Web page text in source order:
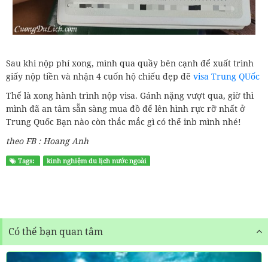
Sau khi nộp phí xong, mình qua quầy bên cạnh để xuất trình
giấy nộp tiền và nhận 4 cuốn hộ chiếu đẹp đẽ visa Trung QUốc
Thế là xong hành trình nộp visa. Gánh nặng vượt qua, giờ thì
mình đã an tâm sẵn sàng mua đồ để lên hình rực rỡ nhất ở
Trung Quốc Bạn nào còn thắc mắc gì có thể inb mình nhé!
theo FB : Hoang Anh
Tags: kinh nghiệm du lịch nước ngoài
Có thể bạn quan tâm